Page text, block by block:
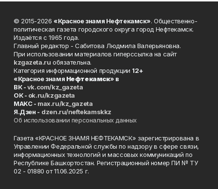
© 2015-2026 «Красное знамя Нефтекамск». Общественно-
политическая газета городского округа город Нефтекамск.
Издаётся с 1965 года.
Главный редактор - Сабитова Людмила Валерьяновна.
При использовании материалов гиперссылка на сайт
kzgazeta.ru обязательна.
Категория информационной продукции 12+
«Красное знамя Нефтекамск» в
ВК -vk.com/kz_gazeta
ОК - ok.ru/kzgazeta
MAKC - max.ru/kz_gazeta
Я.Дзен - dzen.ru/neftekamskkz
Об использовании персональных данных
Газета «КРАСНОЕ ЗНАМЯ НЕФТЕКАМСК» зарегистрирована в
Управлении Федеральной службы по надзору в сфере связи,
информационных технологий и массовых коммуникаций по
Республике Башкортостан. Регистрационный номер ПИ № ТУ
02 - 01880 от 11.06.2025 г.